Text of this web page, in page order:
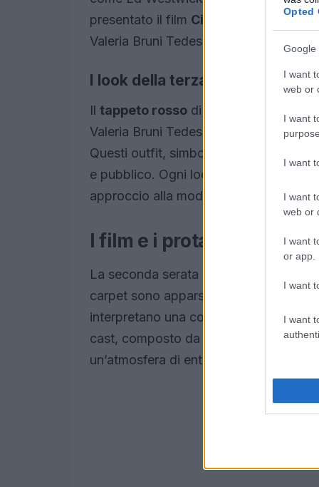
Opted
Google
I want
web or
I want
I want
I want
web or
I want
or app.
I want
I want
presentato il film Cinque secondidi
Valeria Bruni Tedeschi e Valerio
I look della terza serata
Il tappeto rosso di questa serata ha
Valeria Bruni Tedeschi, Ilaria Spada e
Questi outfit, simbolo di classe e
e pubblico. Ogni look racconta una
approccio alla moda.
I film e i protagonisti
La seconda serata è stata dedicata
carpet sono apparsi i talentuosi
interpretano una complessa relazione
cast, composto da nomi come Teresa
un’atmosfera di entusiasmo e